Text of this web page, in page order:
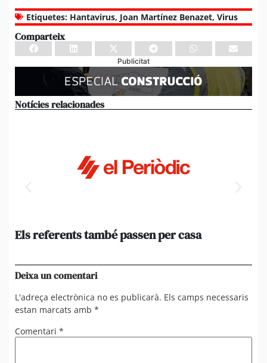
Etiquetes: Hantavirus, Joan Martínez Benazet, Virus
Comparteix
Publicitat
Notícies relacionades
Els referents també passen per casa
Deixa un comentari
L'adreça electrònica no es publicarà. Els camps necessaris
estan marcats amb *
Comentari *